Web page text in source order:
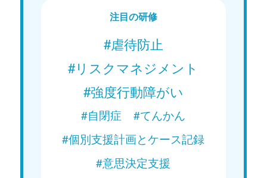
注目の研修
#虐待防止
#リスクマネジメント
#強度行動障がい
#自閉症
#てんかん
#個別支援計画とケース記録
#意思決定支援